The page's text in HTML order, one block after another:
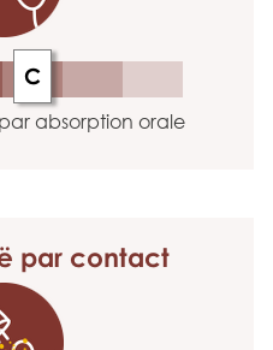
C
absorption orale
par contact